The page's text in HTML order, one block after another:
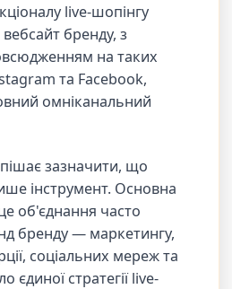
live-шопінгу
бренду, з
на таких
та Facebook,
омніканальний
зазначити, що
інструмент. Основна
об'єднання часто
бренду — маркетингу,
соціальних мереж та
єдиної стратегії live-